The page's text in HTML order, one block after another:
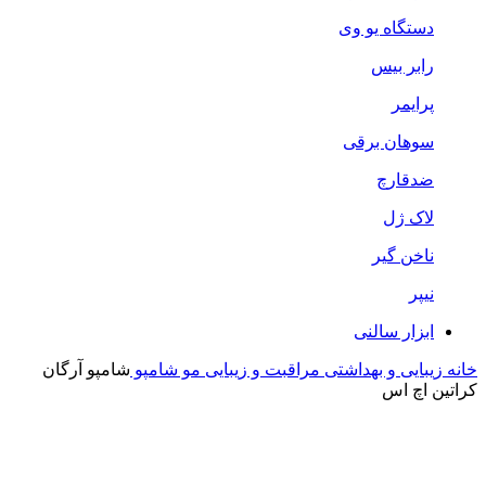
دستگاه یو وی
رابر بیس
پرایمر
سوهان برقی
ضدقارچ
لاک ژل
ناخن گیر
نیپر
ابزار سالنی
خانه زیبایی و بهداشتی مراقبت و زیبایی مو شامپو شامپو آرگان
کراتین اچ اس